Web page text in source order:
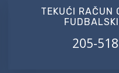
TEKUĆI RAČUN
205-